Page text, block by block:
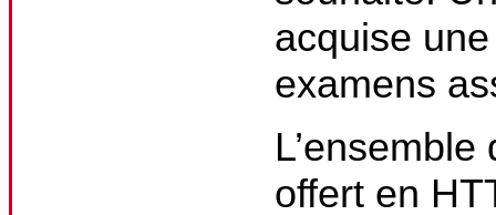
acquise
examens
offert en